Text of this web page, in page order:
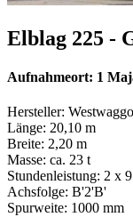
Elblag 225 -
Aufnahmeort: 1
Hersteller:
Länge: 20,10 m
Breite: 2,20 m
Masse: ca. 23 t
Stundenleistung: 2 x
Achsfolge: B'2'B'
Spurweite: 1000 mm